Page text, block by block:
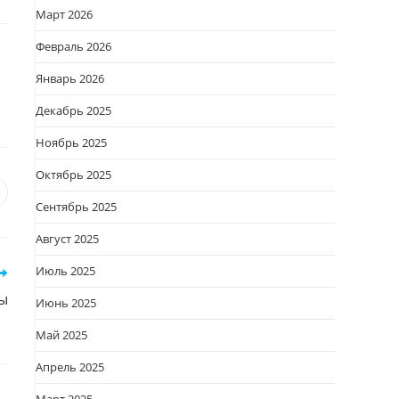
новом
Март 2026
Февраль 2026
Январь 2026
Декабрь 2025
Ноябрь 2025
Октябрь 2025
Сентябрь 2025
Август 2025
Июль 2025
Июнь 2025
Май 2025
Апрель 2025